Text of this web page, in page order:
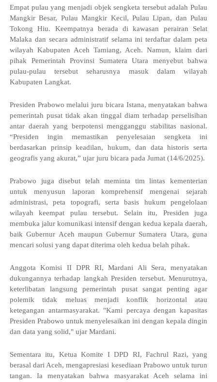
Empat pulau yang menjadi objek sengketa tersebut adalah Pulau
Mangkir Besar, Pulau Mangkir Kecil, Pulau Lipan, dan Pulau
Tokong Hiu. Keempatnya berada di kawasan perairan Selat
Malaka dan secara administratif selama ini terdaftar dalam peta
wilayah Kabupaten Aceh Tamiang, Aceh. Namun, klaim dari
pihak Pemerintah Provinsi Sumatera Utara menyebut bahwa
pulau-pulau tersebut seharusnya masuk dalam wilayah
Kabupaten Langkat.
Presiden Prabowo melalui juru bicara Istana, menyatakan bahwa
pemerintah pusat tidak akan tinggal diam terhadap perselisihan
antar daerah yang berpotensi mengganggu stabilitas nasional.
“Presiden ingin memastikan penyelesaian sengketa ini
berdasarkan prinsip keadilan, hukum, dan data historis serta
geografis yang akurat,” ujar juru bicara pada Jumat (14/6/2025).
Prabowo juga disebut telah meminta tim lintas kementerian
untuk menyusun laporan komprehensif mengenai sejarah
administrasi, peta topografi, serta basis hukum pengelolaan
wilayah keempat pulau tersebut. Selain itu, Presiden juga
membuka jalur komunikasi intensif dengan kedua kepala daerah,
baik Gubernur Aceh maupun Gubernur Sumatera Utara, guna
mencari solusi yang dapat diterima oleh kedua belah pihak.
Anggota Komisi II DPR RI, Mardani Ali Sera, menyatakan
dukungannya terhadap langkah Presiden tersebut. Menurutnya,
keterlibatan langsung pemerintah pusat sangat penting agar
polemik tidak meluas menjadi konflik horizontal atau
ketegangan antarmasyarakat. "Kami percaya dengan kapasitas
Presiden Prabowo untuk menyelesaikan ini dengan kepala dingin
dan data yang solid," ujar Mardani.
Sementara itu, Ketua Komite I DPD RI, Fachrul Razi, yang
berasal dari Aceh, mengapresiasi kesediaan Prabowo untuk turun
tangan. Ia menyatakan bahwa masyarakat Aceh selama ini